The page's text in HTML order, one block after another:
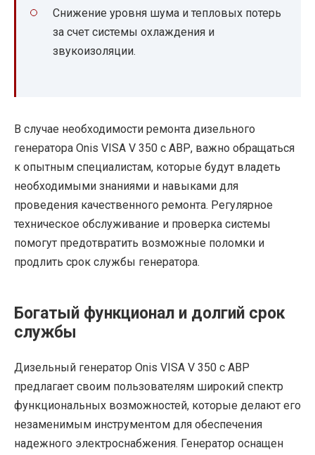
Снижение уровня шума и тепловых потерь
за счет системы охлаждения и
звукоизоляции.
В случае необходимости ремонта дизельного
генератора Onis VISA V 350 с АВР, важно обращаться
к опытным специалистам, которые будут владеть
необходимыми знаниями и навыками для
проведения качественного ремонта. Регулярное
техническое обслуживание и проверка системы
помогут предотвратить возможные поломки и
продлить срок службы генератора.
Богатый функционал и долгий срок
службы
Дизельный генератор Onis VISA V 350 с АВР
предлагает своим пользователям широкий спектр
функциональных возможностей, которые делают его
незаменимым инструментом для обеспечения
надежного электроснабжения. Генератор оснащен